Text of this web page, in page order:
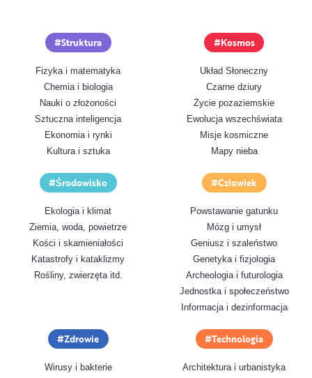
Struktura
Fizyka i matematyka
Chemia i biologia
Nauki o złożoności
Sztuczna inteligencja
Ekonomia i rynki
Kultura i sztuka
Kosmos
Układ Słoneczny
Czarne dziury
Życie pozaziemskie
Ewolucja wszechświata
Misje kosmiczne
Mapy nieba
Środowisko
Ekologia i klimat
Ziemia, woda, powietrze
Kości i skamieniałości
Katastrofy i kataklizmy
Rośliny, zwierzęta itd.
Człowiek
Powstawanie gatunku
Mózg i umysł
Geniusz i szaleństwo
Genetyka i fizjologia
Archeologia i futurologia
Jednostka i społeczeństwo
Informacja i dezinformacja
Zdrowie
Wirusy i bakterie
Technologia
Architektura i urbanistyka